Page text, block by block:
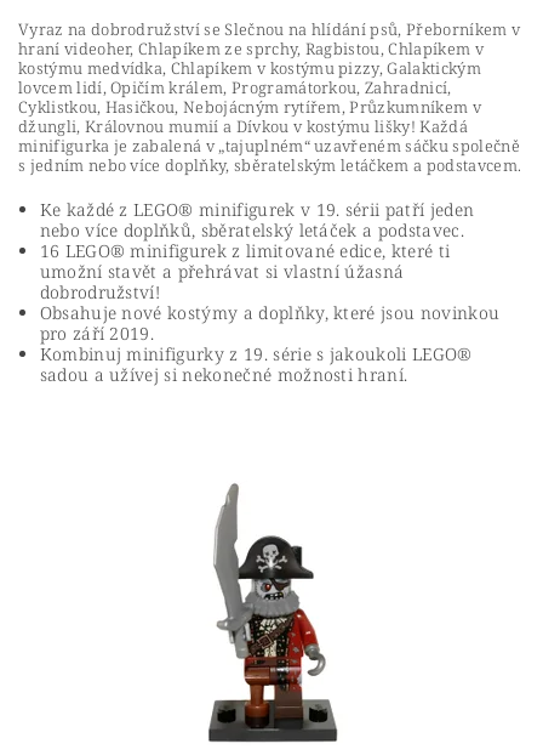
Vyraz na dobrodružství se Slečnou na hlídání psů, Přeborníkem v
hraní videoher, Chlapíkem ze sprchy, Ragbistou, Chlapíkem v
kostýmu medvídka, Chlapíkem v kostýmu pizzy, Galaktickým
lovcem lidí, Opičím králem, Programátorkou, Zahradnicí,
Cyklistkou, Hasičkou, Nebojácným rytířem, Průzkumníkem v
džungli, Královnou mumií a Dívkou v kostýmu lišky! Každá
minifigurka je zabalená v „tajuplném“ uzavřeném sáčku společně
s jedním nebo více doplňky, sběratelským letáčkem a podstavcem.
Ke každé z LEGO® minifigurek v 19. sérii patří jeden
nebo více doplňků, sběratelský letáček a podstavec.
16 LEGO® minifigurek z limitované edice, které ti
umožní stavět a přehrávat si vlastní úžasná
dobrodružství!
Obsahuje nové kostýmy a doplňky, které jsou novinkou
pro září 2019.
Kombinuj minifigurky z 19. série s jakoukoli LEGO®
sadou a užívej si nekonečné možnosti hraní.